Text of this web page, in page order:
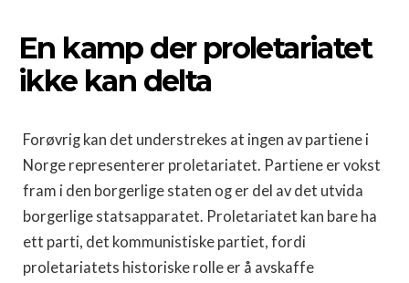
En kamp der proletariatet
ikke kan delta
Forøvrig kan det understrekes at ingen av partiene i
Norge representerer proletariatet. Partiene er vokst
fram i den borgerlige staten og er del av det utvida
borgerlige statsapparatet. Proletariatet kan bare ha
ett parti, det kommunistiske partiet, fordi
proletariatets historiske rolle er å avskaffe